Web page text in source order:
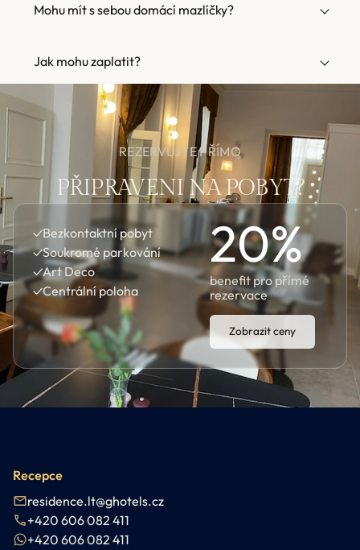
Mohu mít s sebou domácí mazlíčky?
Jak mohu zaplatit?
REZERVUJTE PŘÍMO
PŘIPRAVENI NA POBYT?
✓Bezkontaktní pobyt
✓Soukromé parkování
✓Art Deco
✓Centrální poloha
20%
benefit pro přímé
rezervace
Zobrazit ceny
Recepce
residence.lt@ghotels.cz
+420 606 082 411
+420 606 082 411